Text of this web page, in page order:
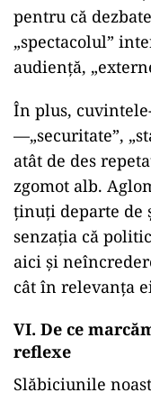
pentru că
„spectacolul”
audiență,
În plus,
—„securitate”,
atât de des
zgomot alb.
ținuți departe de
senzația că
aici și
cât în relevanța
VI. De ce
reflexe
Slăbiciunile